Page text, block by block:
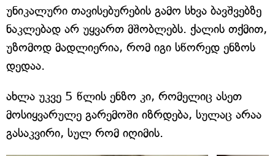
უნიკალური თავისებურების გამო სხვა ბავშვებზე
ნაკლებად არ უყვართ მშობლებს. ქალის თქმით,
უზომოდ მადლიერია, რომ იგი სწორედ ენზოს
დედაა.
ახლა უკვე 5 წლის ენზო კი, რომელიც ასეთ
მოსიყვარულე გარემოში იზრდება, სულაც არაა
გასაკვირი, სულ რომ იღიმის.